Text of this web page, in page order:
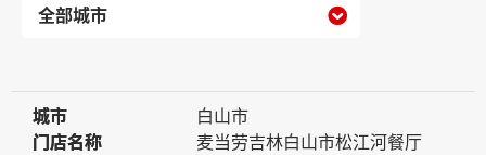

城市
城市
白山市
门店名称
门店名称
麦当劳吉林白山市松江河餐厅